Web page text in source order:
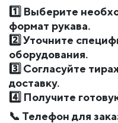
1️⃣ Выберите
формат рукава.
2️⃣ Уточните
оборудования.
3️⃣ Согласуйте
доставку.
4️⃣ Получите
📞 Телефон для